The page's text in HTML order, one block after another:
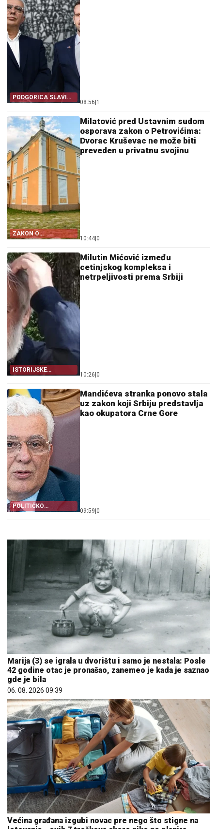
PODGORICA SLAVI
SA ZAGREBOM
08:56 1
ZAKON O
PETROVIĆIMA
Milatović pred Ustavnim sudom
osporava zakon o Petrovićima:
Dvorac Kruševac ne može biti
preveden u privatnu svojinu
10:44 0
ISTORIJSKE
ČINJENICE
Milutin Mićović između
cetinjskog kompleksa i
netrpeljivosti prema Srbiji
10:26 0
POLITIČKO
LICEMJERSTVO
Mandićeva stranka ponovo stala
uz zakon koji Srbiju predstavlja
kao okupatora Crne Gore
09:59 0
Marija (3) se igrala u dvorištu i samo je nestala: Posle
42 godine otac je pronašao, zanemeo je kada je saznao
gde je bila
06. 08. 2026 09:39
Većina građana izgubi novac pre nego što stigne na